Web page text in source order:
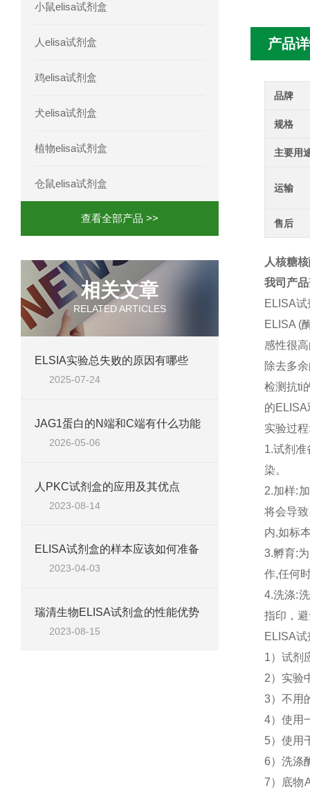
小鼠elisa试剂盒
人elisa试剂盒
鸡elisa试剂盒
犬elisa试剂盒
植物elisa试剂盒
仓鼠elisa试剂盒
查看全部产品 >>
相关文章
RELATED ARTICLES
ELSIA实验总失败的原因有哪些
2025-07-24
JAG1蛋白的N端和C端有什么功能
2026-05-06
人PKC试剂盒的应用及其优点
2023-08-14
ELISA试剂盒的样本应该如何准备
2023-04-03
瑞清生物ELISA试剂盒的性能优势
2023-08-15
产品
品牌
规格
主要用
运输
售后
人核糖
我司产
ELISA
ELISA (
感性很
除去多
检测抗ti
的
实验过程
1.试剂
染。
2.加样:
将会导
内,如标
3.孵育:
作,任何
4.洗涤:
指印，
ELISA
1）试剂
2）实验
3）不用
4）使用
5）使用
6）洗涤
7）底物